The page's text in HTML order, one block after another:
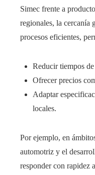
Simec frente a
regionales, la cercanía
procesos eficientes,
Reducir tiempos de
Ofrecer precios
Adaptar
locales.
Por ejemplo, en
automotriz y el
responder con rapidez